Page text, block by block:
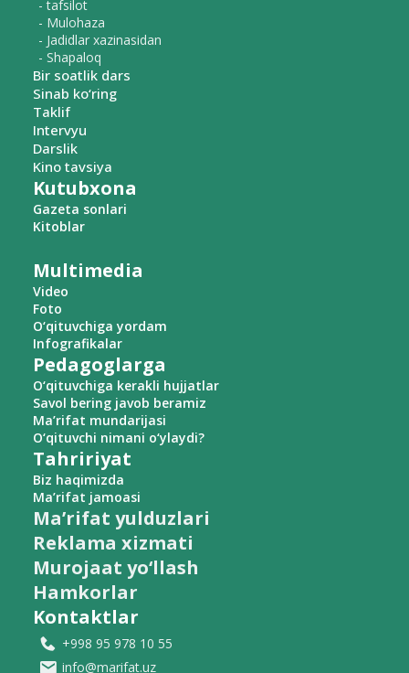
- tafsilot
- Mulohaza
- Jadidlar xazinasidan
- Shapaloq
Bir soatlik dars
Sinab ko‘ring
Taklif
Intervyu
Darslik
Kino tavsiya
Kutubxona
Gazeta sonlari
Kitoblar
Multimedia
Video
Foto
O‘qituvchiga yordam
Infografikalar
Pedagoglarga
O‘qituvchiga kerakli hujjatlar
Savol bering javob beramiz
Ma’rifat mundarijasi
O‘qituvchi nimani o‘ylaydi?
Tahririyat
Biz haqimizda
Ma’rifat jamoasi
Ma’rifat yulduzlari
Reklama xizmati
Murojaat yo‘llash
Hamkorlar
Kontaktlar
+998 95 978 10 55
info@marifat.uz